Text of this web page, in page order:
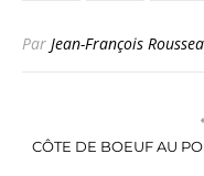
Par Jean-François
CÔTE DE BOEUF AU